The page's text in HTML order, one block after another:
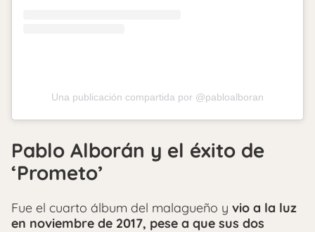
Una publicación compartida por @pabloalboran
Pablo Alborán y el éxito de
‘Prometo’
Fue el cuarto álbum del malagueño y vio a la luz
en noviembre de 2017, pese a que sus dos